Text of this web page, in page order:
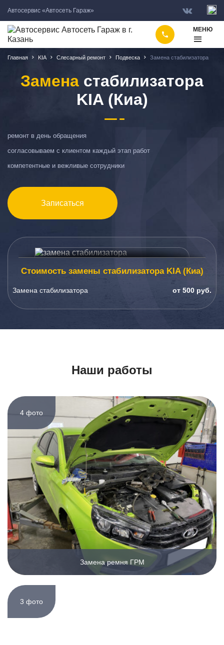
Автосервис «Автосеть Гараж»
МЕНЮ
Главная KIA Слесарный ремонт Подвеска Замена стабилизатора
Замена стабилизатора
KIA (Киа)
ремонт в день обращения
согласовываем с клиентом каждый этап работ
компетентные и вежливые сотрудники
Записаться
Стоимость замены стабилизатора KIA (Киа)
Замена стабилизатора от 500 руб.
Наши работы
4 фото
Замена ремня ГРМ
3 фото